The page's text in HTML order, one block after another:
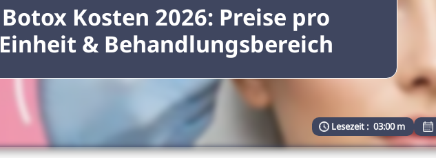
Botox Kosten 2026: Preise pro
Einheit & Behandlungsbereich
Lesezeit : 03:00 m